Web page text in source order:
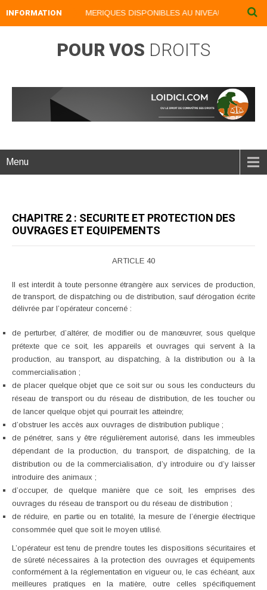
INFORMATION
NOS LIVRES NUMERIQUES DISPONIBLES AU NIVEAU DU MENU
POUR VOS DROITS
Menu
CHAPITRE 2 : SECURITE ET PROTECTION DES
OUVRAGES ET EQUIPEMENTS
ARTICLE 40
II est interdit à toute personne étrangère aux services de production,
de transport, de dispatching ou de distribution, sauf dérogation écrite
délivrée par l’opérateur concerné :
de perturber, d’altérer, de modifier ou de manœuvrer, sous quelque
prétexte que ce soit, les appareils et ouvrages qui servent à la
production, au transport, au dispatching, à la distribution ou à la
commercialisation ;
de placer quelque objet que ce soit sur ou sous les conducteurs du
réseau de transport ou du réseau de distribution, de les toucher ou
de lancer quelque objet qui pourrait les atteindre;
d’obstruer les accès aux ouvrages de distribution publique ;
de pénétrer, sans y être régulièrement autorisé, dans les immeubles
dépendant de la production, du transport, de dispatching, de la
distribution ou de la commercialisation, d’y introduire ou d’y laisser
introduire des animaux ;
d’occuper, de quelque manière que ce soit, les emprises des
ouvrages du réseau de transport ou du réseau de distribution ;
de réduire, en partie ou en totalité, la mesure de l’énergie électrique
consommée quel que soit le moyen utilisé.
L’opérateur est tenu de prendre toutes les dispositions sécuritaires et
de sûreté nécessaires à la protection des ouvrages et équipements
conformément à la réglementation en vigueur ou, le cas échéant, aux
meilleures pratiques en la matière, outre celles spécifiquement